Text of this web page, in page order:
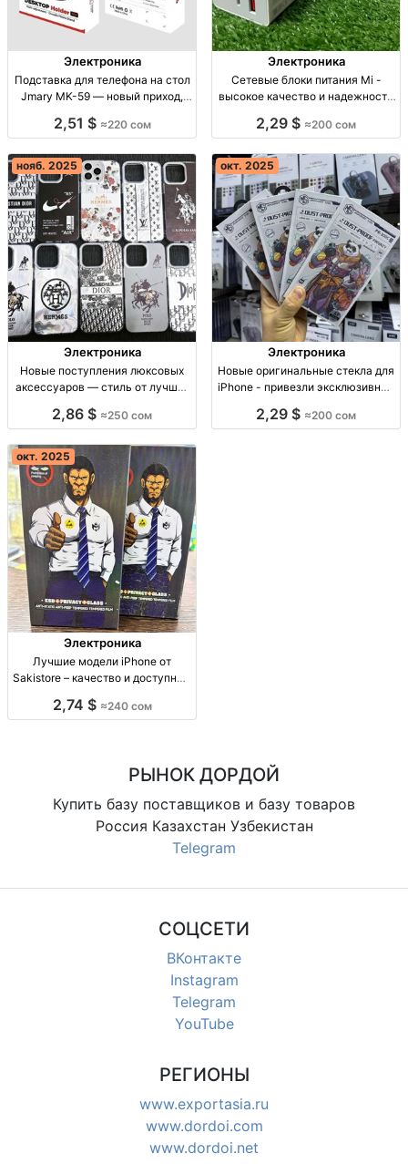
Электроника
Подставка для телефона на стол
Jmary MK-59 — новый приход,
стол, настольный держатель;
установка, для про
2,51 $ ≈220 сом
Электроника
Сетевые блоки питания Mi -
высокое качество и надежность
опт/розница, Бишкет.
2,29 $ ≈200 сом
нояб. 2025
Электроника
Новые поступления люксовых
аксессуаров — стиль от лучших
от люксовых брендов! Опт
2,86 $ ≈250 сом
окт. 2025
Электроника
Новые оригинальные стекла для
iPhone - привезли эксклюзивные
Оригинальные стекла VIEI для
2,29 $ ≈200 сом
окт. 2025
Электроника
Лучшие модели iPhone от
Sakistore – качество и доступные
💥 Оптом и в розницу. Джунхай,
2,74 $ ≈240 сом
РЫНОК ДОРДОЙ
Купить базу поставщиков и базу товаров
Россия Казахстан Узбекистан
Telegram
СОЦСЕТИ
ВКонтакте
Instagram
Telegram
YouTube
РЕГИОНЫ
www.exportasia.ru
www.dordoi.com
www.dordoi.net